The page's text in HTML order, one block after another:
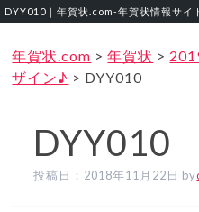
DYY010｜年賀状.com‐年賀状情報サイ
年賀状.com >年賀状 >
ザイン♪ > DYY010
DYY010
投稿日： 2018年11月22日 by